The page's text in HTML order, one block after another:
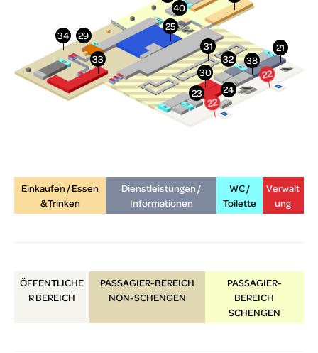
Einkaufen / Essen
& Trinken
Dienstleistungen /
Informationen
WC /
Toilette
Verwalt
ung
ÖFFENTLICHE
RBEREICH
PASSAGIER-BEREICH
NON-SCHENGEN
PASSAGIER-
BEREICH
SCHENGEN